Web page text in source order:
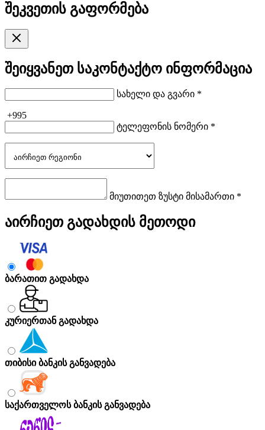
შეკვეთის გაფორმება
შეიყვანეთ საკონტაქტო ინფორმაცია
სახელი და გვარი *
+995
ტელეფონის ნომერი *
მიუთითეთ ზუსტი მისამართი *
აირჩიეთ გადახდის მეთოდი
ბარათით გადახდა
კურიერთან გადახდა
თიბისი ბანკის განვადება
საქართველოს ბანკის განვადება